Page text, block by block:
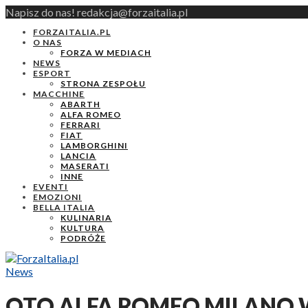
Napisz do nas! redakcja@forzaitalia.pl
FORZAITALIA.PL
O NAS
FORZA W MEDIACH
NEWS
ESPORT
STRONA ZESPOŁU
MACCHINE
ABARTH
ALFA ROMEO
FERRARI
FIAT
LAMBORGHINI
LANCIA
MASERATI
INNE
EVENTI
EMOZIONI
BELLA ITALIA
KULINARIA
KULTURA
PODRÓŻE
News